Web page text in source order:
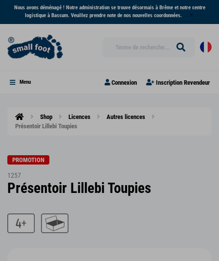
Nous avons déménagé ! Notre administration se trouve désormais à Brême et notre centre
logistique à Bassum. Veuillez prendre note de nos nouvelles coordonnées.
Menu Connexion Inscription Revendeur
Shop Licences
Autres licences
Présentoir Lillebi Toupies
PROMOTION
1257
Présentoir Lillebi Toupies